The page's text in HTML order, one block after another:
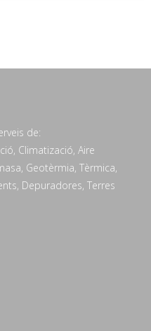
de:
Climatizació, Aire
Geotèrmia, Tèrmica,
Depuradores, Terres